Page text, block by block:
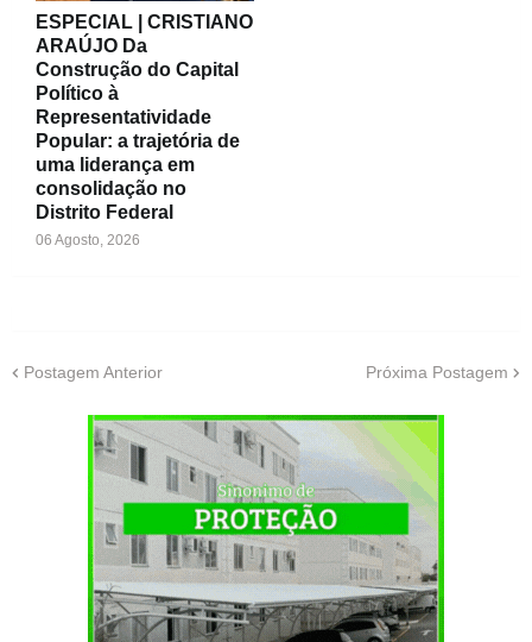
ESPECIAL | CRISTIANO
ARAÚJO Da
Construção do Capital
Político à
Representatividade
Popular: a trajetória de
uma liderança em
consolidação no
Distrito Federal
06 Agosto, 2026
Postagem Anterior Próxima Postagem